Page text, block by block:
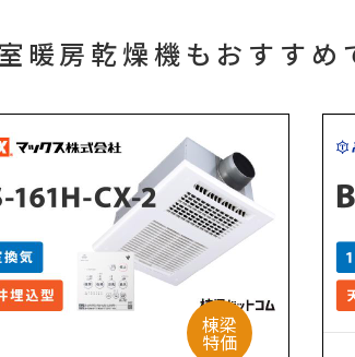
暖房乾燥機もおすすめ
棟梁
特価